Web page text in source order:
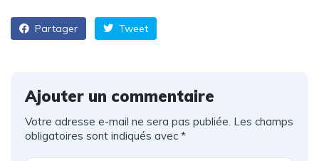
Partager Tweet
Ajouter un commentaire
Votre adresse e-mail ne sera pas publiée. Les champs
obligatoires sont indiqués avec *